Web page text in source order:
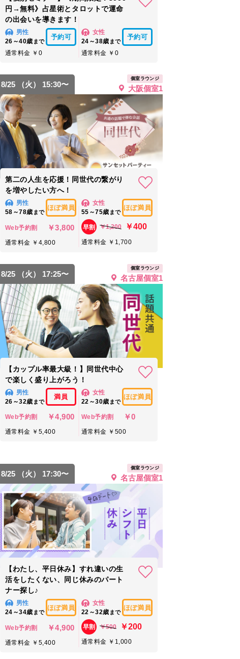
円→無料》占星術とタロットで運命
の出会いを導きます！
男性
26～40歳 まで
予約可
通常料金 ￥0
女性
24～38歳 まで
予約可
通常料金 ￥0
8/25 （火） 15:30〜
個室ラウンジ
大阪個室1
第二の人生を応援！同世代の繋がり
を増やしたい方へ！
男性
58～78歳 まで
ほぼ満員
Web予約割 ￥3,800
通常料金 ￥4,800
女性
55～75歳 まで
ほぼ満員
早割 ￥1,200 ￥400
通常料金 ￥1,700
8/25 （火） 17:25〜
個室ラウンジ
名古屋個室1
【カップル率最大級！】同世代中心
で楽しく盛り上がろう！
男性
26～32歳 まで
満員
Web予約割 ￥4,900
通常料金 ￥5,400
女性
22～30歳 まで
ほぼ満員
Web予約割 ￥0
通常料金 ￥500
8/25 （火） 17:30〜
個室ラウンジ
名古屋個室1
【わたし、平日休み】すれ違いの生
活をしたくない、同じ休みのパート
ナー探し♪
男性
24～34歳 まで
ほぼ満員
Web予約割 ￥4,900
通常料金 ￥5,400
女性
22～32歳 まで
ほぼ満員
早割 ￥500 ￥200
通常料金 ￥1,000